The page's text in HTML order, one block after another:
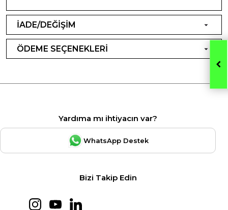
İADE/DEĞİŞİM
ÖDEME SEÇENEKLERİ
Yardıma mı ihtiyacın var?
WhatsApp Destek
Bizi Takip Edin